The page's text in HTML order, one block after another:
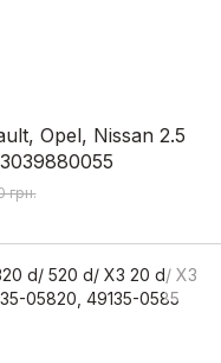
Opel, Nissan 2.5
грн.